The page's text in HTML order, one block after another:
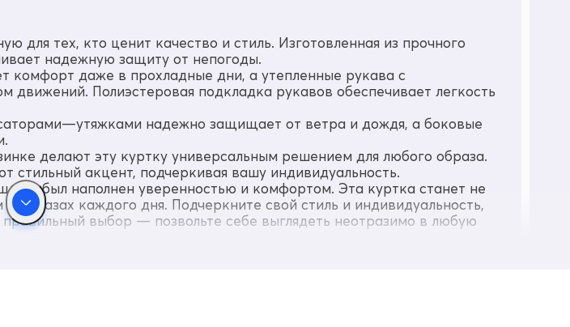
тех, кто ценит качество и стиль. Изготовленная из прочного
надежную защиту от непогоды.
комфорт даже в прохладные дни, а утепленные рукава с
движений. Полиэстеровая подкладка рукавов обеспечивает легкость
надежно защищает от ветра и дождя, а боковые
делают эту куртку универсальным решением для любого образа.
акцент, подчеркивая вашу индивидуальность.
был наполнен уверенностью и комфортом. Эта куртка станет не
каждого дня. Подчеркните свой стиль и индивидуальность,
выбор — позвольте себе выглядеть неотразимо в любую